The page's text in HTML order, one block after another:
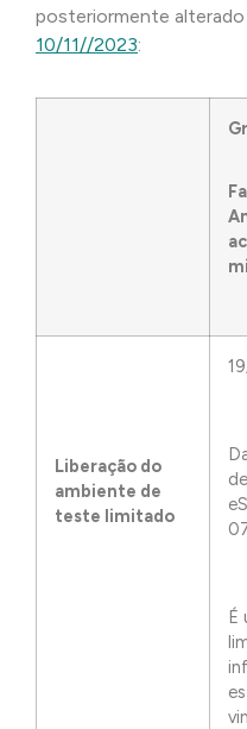
posteriormente alterado
10/11//2023:
Liberação do
ambiente de
teste limitado
É